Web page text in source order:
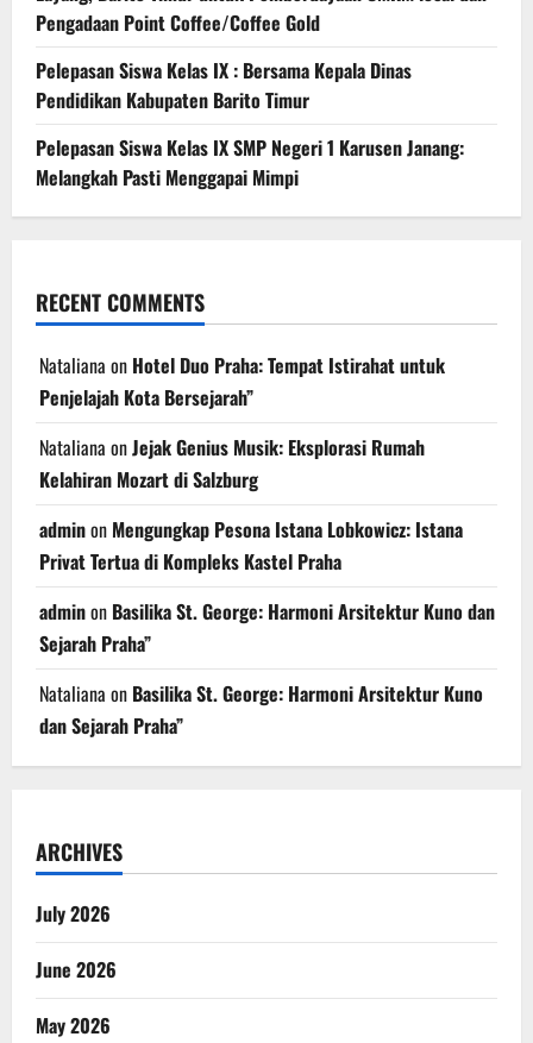
Pengadaan Point Coffee/Coffee Gold
Pelepasan Siswa Kelas IX : Bersama Kepala Dinas
Pendidikan Kabupaten Barito Timur
Pelepasan Siswa Kelas IX SMP Negeri 1 Karusen Janang:
Melangkah Pasti Menggapai Mimpi
RECENT COMMENTS
Nataliana on Hotel Duo Praha: Tempat Istirahat untuk
Penjelajah Kota Bersejarah”
Nataliana onJejak Genius Musik: Eksplorasi Rumah
Kelahiran Mozart di Salzburg
adminon Mengungkap Pesona Istana Lobkowicz: Istana
Privat Tertua di Kompleks Kastel Praha
adminon Basilika St. George: Harmoni Arsitektur Kuno dan
Sejarah Praha”
Nataliana on Basilika St. George: Harmoni Arsitektur Kuno
dan Sejarah Praha”
ARCHIVES
July 2026
June 2026
May 2026